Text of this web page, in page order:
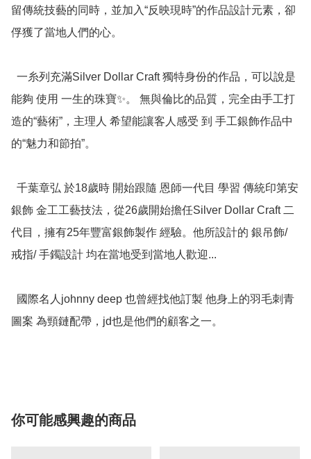
留傳統技藝的同時，並加入“反映現時”的作品設計元素，卻
俘獲了當地人們的心。
能夠 使用 一生的珠寶✨。 無與倫比的品質，完全由手工打
造的“藝術”，主理人 希望能讓客人感受 到 手工銀飾作品中
的“魅力和節拍”。
銀飾 金工工藝技法，從26歲開始擔任Silver Dollar Craft 二
代目，擁有25年豐富銀飾製作 經驗。他所設計的 銀吊飾/
戒指/ 手鐲設計 均在當地受到當地人歡迎...
圖案 為頸鏈配帶，jd也是他們的顧客之一。
你可能感興趣的商品